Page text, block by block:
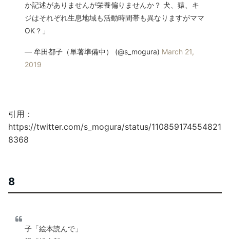
か記述がありませんが栄養偏りませんか？ 犬、猿、キ
ジはそれぞれ生息地域も活動時間帯も異なりますがママ
OK？」
— 牟田都子（単著準備中） (@s_mogura) March 21,
2019
引用：
https://twitter.com/s_mogura/status/110859174554821
8368
8
子「絵本読んで」